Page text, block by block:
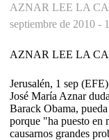
AZNAR LEE LA
septiembre de 2010 -
AZNAR LEE LA
Jerusalén, 1 sep
José María Aznar
Barack Obama,
porque "ha puesto en
causarnos grandes